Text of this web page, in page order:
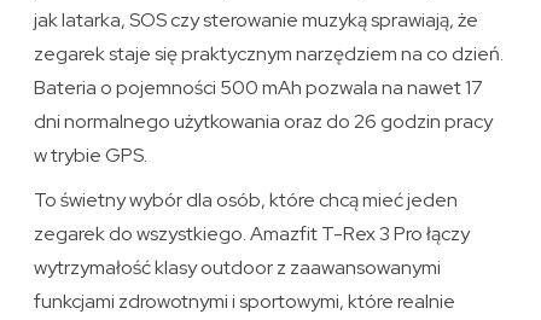
jak latarka, SOS czy sterowanie muzyką sprawiają, że
zegarek staje się praktycznym narzędziem na co dzień.
Bateria o pojemności 500 mAh pozwala na nawet 17
dni normalnego użytkowania oraz do 26 godzin pracy
w trybie GPS.
To świetny wybór dla osób, które chcą mieć jeden
zegarek do wszystkiego. Amazfit T-Rex 3 Pro łączy
wytrzymałość klasy outdoor z zaawansowanymi
funkcjami zdrowotnymi i sportowymi, które realnie